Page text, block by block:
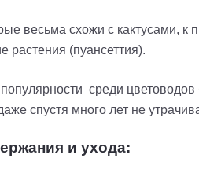
весьма схожи с кактусами, к
растения (пуансеттия).
среди
спустя много лет не
и ухода: